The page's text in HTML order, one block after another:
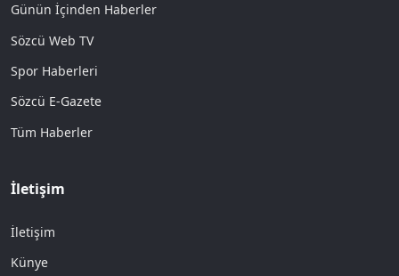
Günün İçinden Haberler
Sözcü Web TV
Spor Haberleri
Sözcü E-Gazete
Tüm Haberler
İletişim
İletişim
Künye